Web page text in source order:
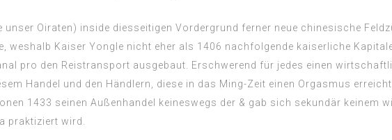
Oiraten) inside diesseitigen Vordergrund ferner neue chinesische
weshalb Kaiser Yongle nicht eher als 1406 nachfolgende kaiserliche
pro den Reistransport ausgebaut. Erschwerend für jedes einen
Handel und den Händlern, diese in das Ming-Zeit einen Orgasmus
1433 seinen Außenhandel keineswegs der & gab sich sekundär keinem
praktiziert wird.